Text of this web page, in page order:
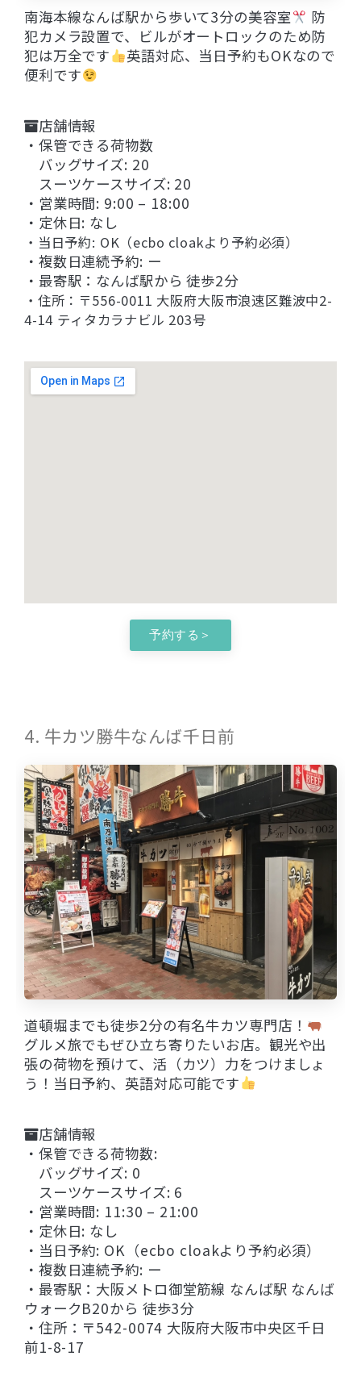
南海本線なんば駅から歩いて3分の美容室
防
犯カメラ設置で、ビルがオートロックのため防
犯は万全です
英語対応、当日予約もOKなので
便利です
店舗情報
・保管できる荷物数
バッグサイズ: 20
スーツケースサイズ: 20
・営業時間: 9:00 – 18:00
・定休日: なし
・当日予約: OK（ecbo cloakより予約必須）
・複数日連続予約: ー
・最寄駅：なんば駅から 徒歩2分
・住所：〒556-0011 大阪府大阪市浪速区難波中2-
4-14 ティタカラナビル 203号
予約する＞
4. 牛カツ勝牛なんば千日前
道頓堀までも徒歩2分の有名牛カツ専門店！
グルメ旅でもぜひ立ち寄りたいお店。観光や出
張の荷物を預けて、活（カツ）力をつけましょ
う！当日予約、英語対応可能です
店舗情報
・保管できる荷物数:
バッグサイズ: 0
スーツケースサイズ: 6
・営業時間: 11:30 – 21:00
・定休日: なし
・当日予約: OK（ecbo cloakより予約必須）
・複数日連続予約: ー
・最寄駅：大阪メトロ御堂筋線 なんば駅 なんば
ウォークB20から 徒歩3分
・住所：〒542-0074 大阪府大阪市中央区千日
前1-8-17